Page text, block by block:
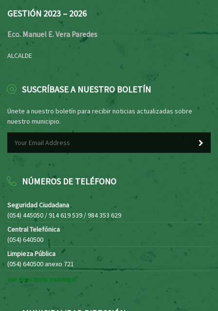
GESTIÓN 2023 – 2026
Eco. Manuel E. Vera Paredes
ALCALDE
SUSCRÍBASE A NUESTRO BOLETÍN
Únete a nuestro boletín para recibir noticias actualizadas sobre
nuestro municipio.
NÚMEROS DE TELÉFONO
Seguridad Ciudadana
(054) 445050 / 914 619 539 / 984 353 629
Central Telefónica
(054) 640500
Limpieza Pública
(054) 640500 anexo 721
Ver directorio municipal